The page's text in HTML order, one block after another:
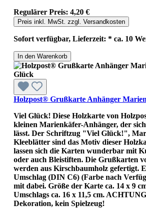
Regulärer Preis: 4,20 €
Preis inkl. MwSt. zzgl. Versandkosten
Sofort verfügbar, Lieferzeit: * ca. 10
In den Warenkorb
Holzpost® Grußkarte Anhänger
Viel Glück! Diese Holzkarte von
kleinen Marienkäfer-Anhänger, der
lässt. Der Schriftzug "Viel Glück!",
Kleeblätter sind das Motiv dieser
lassen sich die Karten wunderbar mit
oder auch Bleistiften. Die Grußkarten
werden aus Kirschbaumholz gefertigt.
Umschlag (DIN C6) (Farbe nach
mit dabei. Größe der Karte ca. 14 x 9
Umschlags ca. 16 x 11,5 cm.
Dekoration, kein Spielzeug!